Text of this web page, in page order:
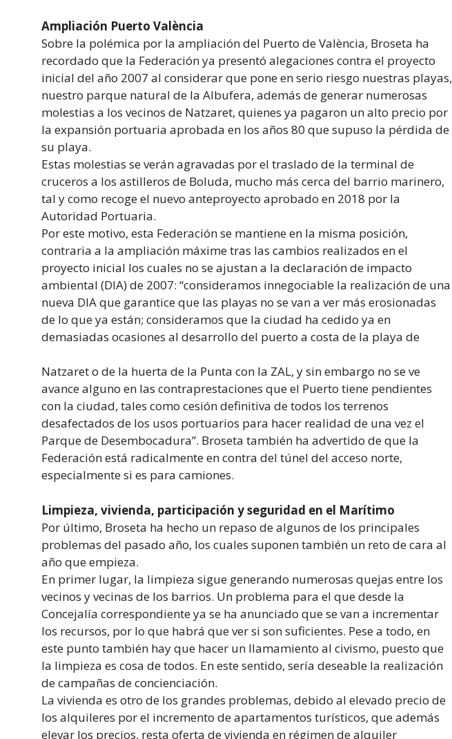
Ampliación Puerto València
Sobre la polémica por la ampliación del Puerto de València, Broseta ha
recordado que la Federación ya presentó alegaciones contra el proyecto
inicial del año 2007 al considerar que pone en serio riesgo nuestras playas,
nuestro parque natural de la Albufera, además de generar numerosas
molestias a los vecinos de Natzaret, quienes ya pagaron un alto precio por
la expansión portuaria aprobada en los años 80 que supuso la pérdida de
su playa.
Estas molestias se verán agravadas por el traslado de la terminal de
cruceros a los astilleros de Boluda, mucho más cerca del barrio marinero,
tal y como recoge el nuevo anteproyecto aprobado en 2018 por la
Autoridad Portuaria.
Por este motivo, esta Federación se mantiene en la misma posición,
contraria a la ampliación máxime tras las cambios realizados en el
proyecto inicial los cuales no se ajustan a la declaración de impacto
ambiental (DIA) de 2007: “consideramos innegociable la realización de una
nueva DIA que garantice que las playas no se van a ver más erosionadas
de lo que ya están; consideramos que la ciudad ha cedido ya en
demasiadas ocasiones al desarrollo del puerto a costa de la playa de
Natzaret o de la huerta de la Punta con la ZAL, y sin embargo no se ve
avance alguno en las contraprestaciones que el Puerto tiene pendientes
con la ciudad, tales como cesión definitiva de todos los terrenos
desafectados de los usos portuarios para hacer realidad de una vez el
Parque de Desembocadura”. Broseta también ha advertido de que la
Federación está radicalmente en contra del túnel del acceso norte,
especialmente si es para camiones.
Limpieza, vivienda, participación y seguridad en el Marítimo
Por último, Broseta ha hecho un repaso de algunos de los principales
problemas del pasado año, los cuales suponen también un reto de cara al
año que empieza.
En primer lugar, la limpieza sigue generando numerosas quejas entre los
vecinos y vecinas de los barrios. Un problema para el que desde la
Concejalía correspondiente ya se ha anunciado que se van a incrementar
los recursos, por lo que habrá que ver si son suficientes. Pese a todo, en
este punto también hay que hacer un llamamiento al civismo, puesto que
la limpieza es cosa de todos. En este sentido, sería deseable la realización
de campañas de concienciación.
La vivienda es otro de los grandes problemas, debido al elevado precio de
los alquileres por el incremento de apartamentos turísticos, que además
elevar los precios, resta oferta de vivienda en régimen de alquiler